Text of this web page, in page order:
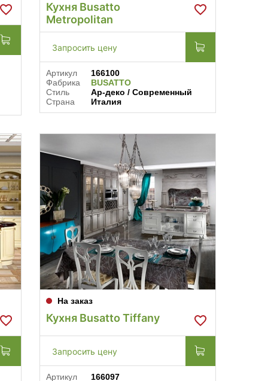
Кухня Busatto
Metropolitan
Запросить цену
Артикул
166100
Фабрика
BUSATTO
Стиль
Ар-деко / Современный
Страна
Италия
На заказ
Кухня Busatto Tiffany
Запросить цену
Артикул
166097